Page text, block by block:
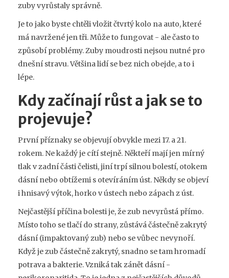
zuby vyrůstaly správně.
Je to jako byste chtěli vložit čtvrtý kolo na auto, které
má navržené jen tři. Může to fungovat - ale často to
způsobí problémy. Zuby moudrosti nejsou nutné pro
dnešní stravu. Většina lidí se bez nich obejde, a to i
lépe.
Kdy začínají růst a jak se to
projevuje?
První příznaky se objevují obvykle mezi 17. a 21.
rokem. Ne každý je cítí stejně. Někteří mají jen mírný
tlak v zadní části čelisti, jiní trpí silnou bolestí, otokem
dásní nebo obtížemi s otevíráním úst. Někdy se objeví
i hnisavý výtok, horko v ústech nebo zápach z úst.
Nejčastější příčina bolesti je, že zub nevyrůstá přímo.
Místo toho se tlačí do strany, zůstává částečně zakrytý
dásní (impaktovaný zub) nebo se vůbec nevynoří.
Když je zub částečně zakrytý, snadno se tam hromadí
potrava a bakterie. Vzniká tak zánět dásní -